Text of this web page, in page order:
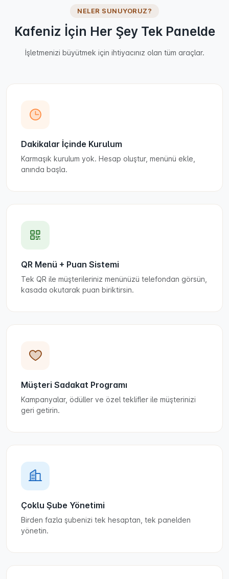
NELER SUNUYORUZ?
Kafeniz İçin Her Şey Tek Panelde
İşletmenizi büyütmek için ihtiyacınız olan tüm araçlar.
Dakikalar İçinde Kurulum
Karmaşık kurulum yok. Hesap oluştur, menünü ekle,
anında başla.
QR Menü + Puan Sistemi
Tek QR ile müşterileriniz menünüzü telefondan görsün,
kasada okutarak puan biriktirsin.
Müşteri Sadakat Programı
Kampanyalar, ödüller ve özel teklifler ile müşterinizi
geri getirin.
Çoklu Şube Yönetimi
Birden fazla şubenizi tek hesaptan, tek panelden
yönetin.